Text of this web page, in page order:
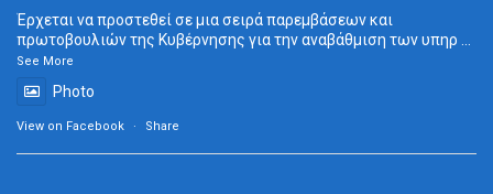
Έρχεται να προστεθεί σε μια σειρά παρεμβάσεων και
πρωτοβουλιών της Κυβέρνησης για την αναβάθμιση των υπηρ ...
See More
Photo
View on Facebook · Share